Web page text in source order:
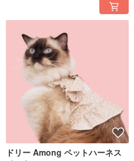
ドリー Among ペットハーネス